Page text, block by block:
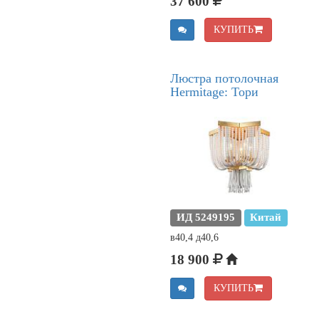
КУПИТЬ
Люстра потолочная
Hermitage: Тори
ИД 5249195 Китай
в40,4 д40,6
18 900
КУПИТЬ